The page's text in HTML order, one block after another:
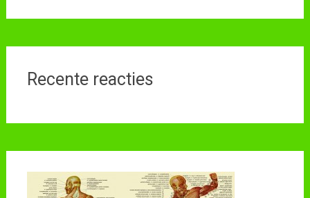
Recente reacties